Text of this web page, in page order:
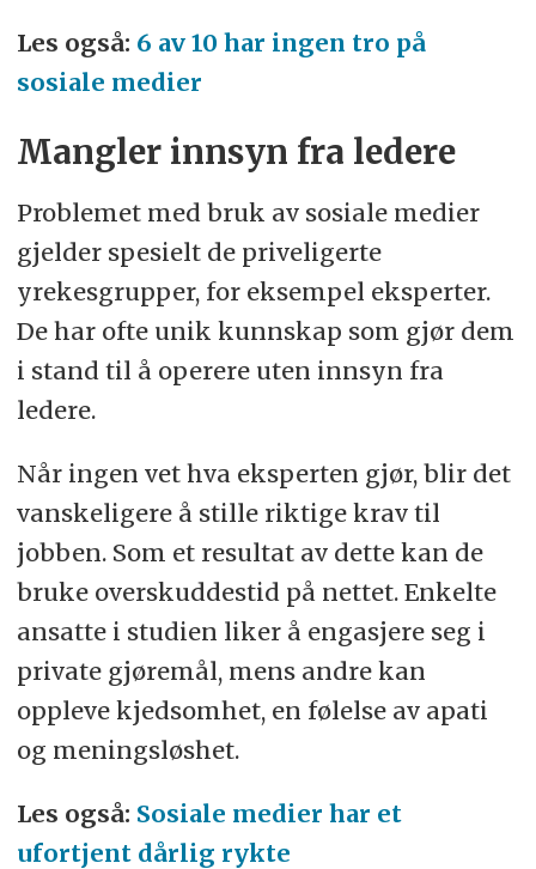
Les også: 6 av 10 har ingen tro på
sosiale medier
Mangler innsyn fra ledere
Problemet med bruk av sosiale medier
gjelder spesielt de priveligerte
yrekesgrupper, for eksempel eksperter.
De har ofte unik kunnskap som gjør dem
i stand til å operere uten innsyn fra
ledere.
Når ingen vet hva eksperten gjør, blir det
vanskeligere å stille riktige krav til
jobben. Som et resultat av dette kan de
bruke overskuddestid på nettet. Enkelte
ansatte i studien liker å engasjere seg i
private gjøremål, mens andre kan
oppleve kjedsomhet, en følelse av apati
og meningsløshet.
Les også: Sosiale medier har et
ufortjent dårlig rykte